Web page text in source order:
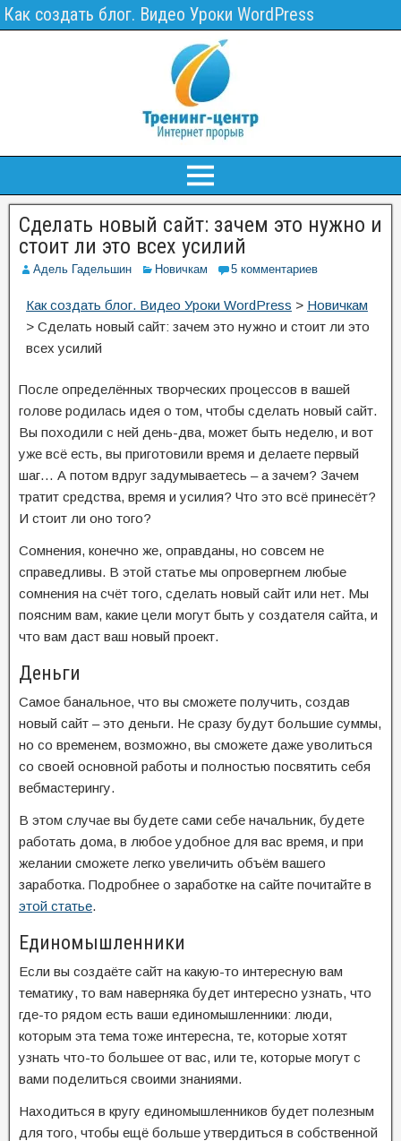
Как создать блог. Видео Уроки WordPress
Сделать новый сайт: зачем это нужно и
стоит ли это всех усилий
Адель Гадельшин Новичкам 5 комментариев
Как создать блог. Видео Уроки WordPress > Новичкам
> Сделать новый сайт: зачем это нужно и стоит ли это
всех усилий
После определённых творческих процессов в вашей
голове родилась идея о том, чтобы сделать новый сайт.
Вы походили с ней день-два, может быть неделю, и вот
уже всё есть, вы приготовили время и делаете первый
шаг… А потом вдруг задумываетесь – а зачем? Зачем
тратит средства, время и усилия? Что это всё принесёт?
И стоит ли оно того?
Сомнения, конечно же, оправданы, но совсем не
справедливы. В этой статье мы опровергнем любые
сомнения на счёт того, сделать новый сайт или нет. Мы
поясним вам, какие цели могут быть у создателя сайта, и
что вам даст ваш новый проект.
Деньги
Самое банальное, что вы сможете получить, создав
новый сайт – это деньги. Не сразу будут большие суммы,
но со временем, возможно, вы сможете даже уволиться
со своей основной работы и полностью посвятить себя
вебмастерингу.
В этом случае вы будете сами себе начальник, будете
работать дома, в любое удобное для вас время, и при
желании сможете легко увеличить объём вашего
заработка. Подробнее о заработке на сайте почитайте в
этой статье.
Единомышленники
Если вы создаёте сайт на какую-то интересную вам
тематику, то вам наверняка будет интересно узнать, что
где-то рядом есть ваши единомышленники: люди,
которым эта тема тоже интересна, те, которые хотят
узнать что-то большее от вас, или те, которые могут с
вами поделиться своими знаниями.
Находиться в кругу единомышленников будет полезным
для того, чтобы ещё больше утвердиться в собственной